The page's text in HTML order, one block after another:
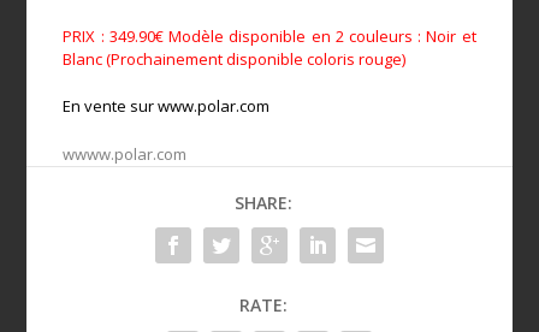
PRIX : 349.90€ Modèle disponible en 2 couleurs : Noir et
Blanc (Prochainement disponible coloris rouge)
En vente sur www.polar.com
wwww.polar.com
SHARE:
RATE: